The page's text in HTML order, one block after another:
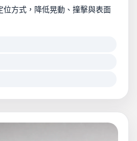
位方式，降低晃動、撞擊與表面